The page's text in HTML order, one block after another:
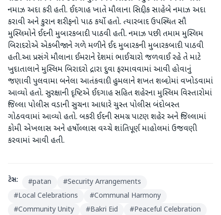
નમાઝ અદા કરી હતી. ઈદગાહ ખાતે મૌલાના સિદ્દીક સાહેબે નમાઝ અદા
કરાવી અને કુરાન શરીફનો પાઠ કર્યો હતો. ત્યારબાદ ઉપસ્થિત સૌ
મુસ્લિમોને ઈદની મુબારકબાદી પાઠવી હતી. નમાઝ પછી તમામ મુસ્લિમ
બિરાદરોએ એકબીજાને ગળે મળીને ઈદ મુબારકની મુબારકબાદી પાઠવી
હતી.આ પ્રસંગે મૌલાના ઈમરાને દેશમાં ભાઈચારો જળવાઈ રહે તે માટે
ખુદાતાલાને મુસ્લિમ બિરાદરો દ્રારા દુવા ફરમાવવામાં આવી હોવાનું
જણાવી પુલવામા બનેલા આતંકવાદી હુમલાને શખત શબ્દોમાં વખોડવામાં
આવ્યો હતો. સુરક્ષાની દૃષ્ટિએ ઈદગાહ સહિત શહેરના મુસ્લિમ વિસ્તારોમાં
જિલ્લા પોલીસ વડાની સુચના આધારે ચુસ્ત પોલીસ બંદોબસ્ત
ગોઠવવામાં આવ્યો હતો. બકરી ઈદની સમગ્ર પાટણ શહેર અને જિલ્લામાં
કોમી એખલાસ અને હર્ષોલ્લાસ વચ્ચે શાંતિપૂર્ણ માહોલમાં ઉજવણી
કરવામાં આવી હતી.
ટેગ્સ: #patan #Security Arrangements
#Local Celebrations #Communal Harmony
#Community Unity #Bakri Eid #Peaceful Celebration